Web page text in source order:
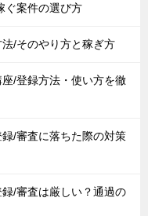
ぐ案件の選び方
/そのやり方と稼ぎ方
/登録方法・使い方を徹
/審査に落ちた際の対策
/審査は厳しい？通過の